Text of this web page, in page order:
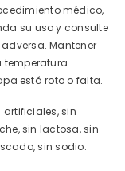
médico,
su uso y consulte
Mantener
temperatura
está roto o falta.
artificiales, sin
sin lactosa, sin
sin sodio.